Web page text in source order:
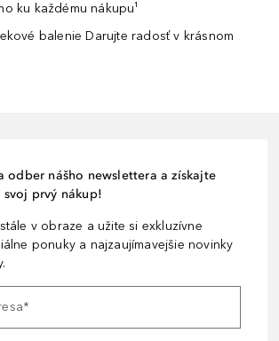
ku každému nákupu¹
balenie Darujte radosť v krásnom
odber nášho newslettera a získajte
svoj prvý nákup!
v obraze a užite si exkluzívne
ponuky a najzaujímavejšie novinky
*